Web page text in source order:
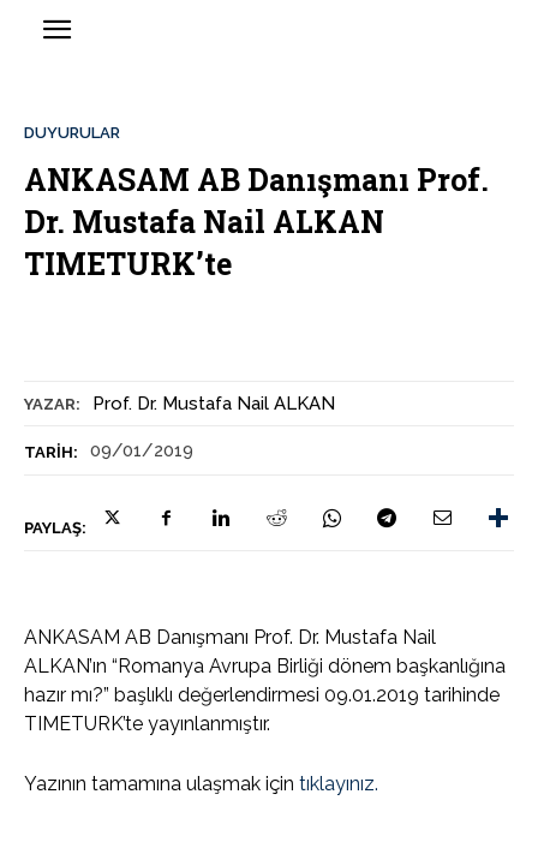
YAZAR: Prof. Dr. Mustafa Nail ALKAN
TARIH: 09/01/2019
PAYLAŞ:
DUYURULAR
ANKASAM AB Danışmanı Prof.
Dr. Mustafa Nail ALKAN
TIMETURK’te
ANKASAM AB Danışmanı Prof. Dr. Mustafa Nail
ALKAN’ın “Romanya Avrupa Birliği dönem başkanlığına
hazır mı?” başlıklı değerlendirmesi 09.01.2019 tarihinde
TIMETURK’te yayınlanmıştır.
Yazının tamamına ulaşmak için tıklayınız.